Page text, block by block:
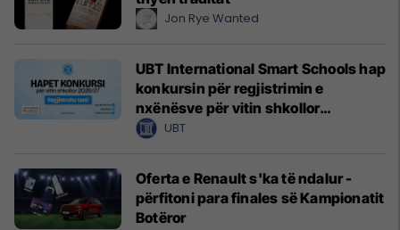
Jon Rye Wanted
UBT International Smart Schools hap
konkursin për regjistrimin e
nxënësve për vitin shkollor
2026/2027
UBT
Oferta e Renault s'ka të ndalur -
përfitoni para finales së Kampionatit
Botëror